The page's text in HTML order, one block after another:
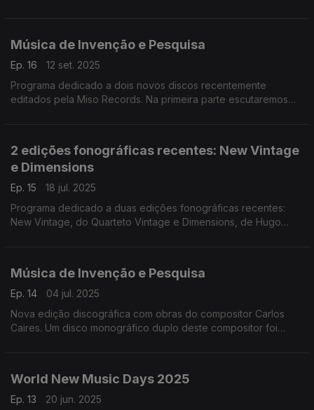
Música de Invenção e Pesquisa
Ep. 16
12 set. 2025
Programa dedicado a dois novos discos recentemente
editados pela Miso Records. Na primeira parte escutaremos
2 edições fonográficas recentes: New Vintage
e Dimensions
Ep. 15
18 jul. 2025
Programa dedicado a duas edições fonográficas recentes:
New Vintage, do Quarteto Vintage e Dimensions, de Hugo
Música de Invenção e Pesquisa
Ep. 14
04 jul. 2025
Nova edição discográfica com obras do compositor Carlos
Caires. Um disco monográfico duplo deste compositor foi
World New Music Days 2025
Ep. 13
20 jun. 2025